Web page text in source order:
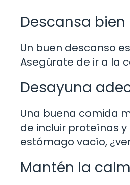
Descansa
Un buen descanso
Asegúrate de ir a la
Desayuna
Una buena comida
de incluir proteínas
estómago vacío,
Mantén la